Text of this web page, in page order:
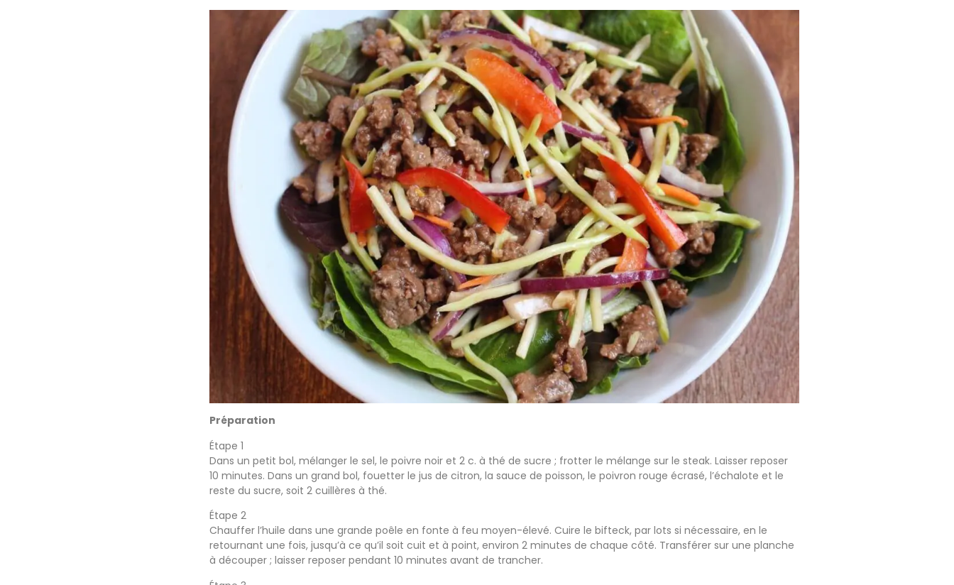
Préparation
Étape 1
Dans un petit bol, mélanger le sel, le poivre noir et 2 c. à thé de sucre ; frotter le mélange sur le steak. Laisser reposer
10 minutes. Dans un grand bol, fouetter le jus de citron, la sauce de poisson, le poivron rouge écrasé, l’échalote et le
reste du sucre, soit 2 cuillères à thé.
Étape 2
Chauffer l’huile dans une grande poêle en fonte à feu moyen-élevé. Cuire le bifteck, par lots si nécessaire, en le
retournant une fois, jusqu’à ce qu’il soit cuit et à point, environ 2 minutes de chaque côté. Transférer sur une planche
à découper ; laisser reposer pendant 10 minutes avant de trancher.